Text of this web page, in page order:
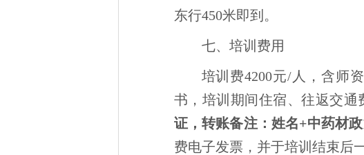
东行450米即到。
七、培训费用
培训费4200元/人，含师
书，培训期间住宿、往返交通
证，转账备注：姓名+中药材政
费电子发票，并于培训结束后